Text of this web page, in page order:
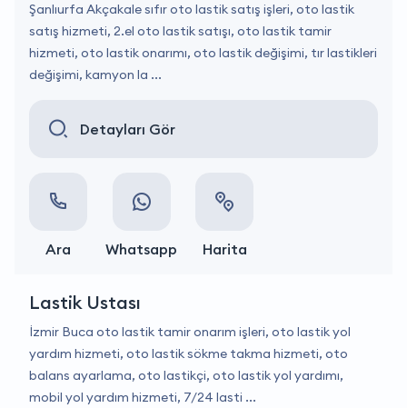
Şanlıurfa Akçakale sıfır oto lastik satış işleri, oto lastik
satış hizmeti, 2.el oto lastik satışı, oto lastik tamir
hizmeti, oto lastik onarımı, oto lastik değişimi, tır lastikleri
değişimi, kamyon la ...
Detayları Gör
Ara Whatsapp Harita
Lastik Ustası
İzmir Buca oto lastik tamir onarım işleri, oto lastik yol
yardım hizmeti, oto lastik sökme takma hizmeti, oto
balans ayarlama, oto lastikçi, oto lastik yol yardımı,
mobil yol yardım hizmeti, 7/24 lasti ...